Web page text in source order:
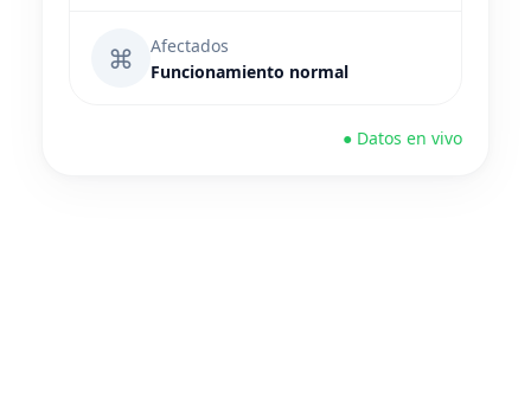
⌘
Afectados
Funcionamiento normal
● Datos en vivo